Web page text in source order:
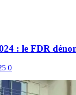
: le FDR
0